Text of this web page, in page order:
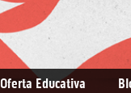
Oferta Educativa